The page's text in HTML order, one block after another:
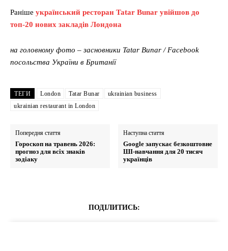
Раніше український ресторан Tatar Bunar увійшов до
топ-20 нових закладів Лондона
на головному фото – засновники Tatar Bunar / Facebook
посольства України в Британії
ТЕГИ London Tatar Bunar
ukrainian business
ukrainian restaurant in London
Попередня стаття
Гороскоп на травень 2026:
прогноз для всіх знаків
зодіаку
Наступна стаття
Google запускає безкоштовне
ШІ-навчання для 20 тисяч
українців
ПОДІЛИТИСЬ: